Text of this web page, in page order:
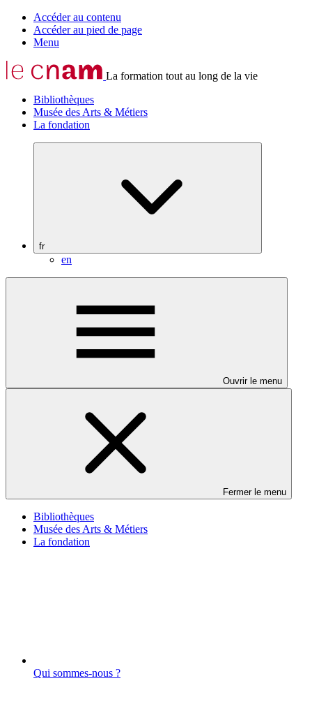
Accéder au contenu
Accéder au pied de page
Menu
La formation tout au long de la vie
Bibliothèques
Musée des Arts & Métiers
La fondation
fr
en
Ouvrir le menu
Fermer le menu
Bibliothèques
Musée des Arts & Métiers
La fondation
Qui sommes-nous ?